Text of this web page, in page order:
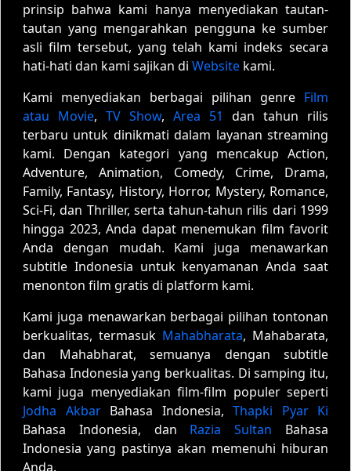
prinsip bahwa kami hanya menyediakan tautan-
tautan yang mengarahkan pengguna ke sumber
asli film tersebut, yang telah kami indeks secara
hati-hati dan kami sajikan di Website kami.
Kami menyediakan berbagai pilihan genre Film
atau Movie, TV Show, Area 51
dan tahun rilis
terbaru untuk dinikmati dalam layanan streaming
kami. Dengan kategori yang mencakup Action,
Adventure, Animation, Comedy, Crime, Drama,
Family, Fantasy, History, Horror, Mystery, Romance,
Sci-Fi, dan Thriller, serta tahun-tahun rilis dari 1999
hingga 2023, Anda dapat menemukan film favorit
Anda dengan mudah. Kami juga menawarkan
subtitle Indonesia untuk kenyamanan Anda saat
menonton film gratis di platform kami.
Kami juga menawarkan berbagai pilihan tontonan
berkualitas, termasuk Mahabharata, Mahabarata,
dan Mahabharat, semuanya dengan subtitle
Bahasa Indonesia yang berkualitas. Di samping itu,
kami juga menyediakan film-film populer seperti
Jodha AkbarBahasa Indonesia, Thapki Pyar Ki
Bahasa Indonesia, dan Razia Sultan Bahasa
Indonesia yang pastinya akan memenuhi hiburan
Anda.